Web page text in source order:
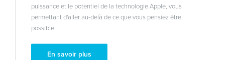
puissance et le potentiel de la technologie Apple, vous
permettant d'aller au-delà de ce que vous pensiez être
possible.
En savoir plus